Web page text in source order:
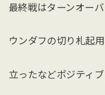
最終戦はターンオーバ
ウンダフの切り札起
立ったなどポジティブ